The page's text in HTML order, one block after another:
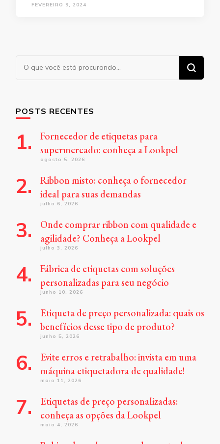
FEVEREIRO 9, 2024
Procurando
algo?
POSTS RECENTES
Fornecedor de etiquetas para
supermercado: conheça a Lookpel
agosto 5, 2026
Ribbon misto: conheça o fornecedor
ideal para suas demandas
julho 6, 2026
Onde comprar ribbon com qualidade e
agilidade? Conheça a Lookpel
julho 3, 2026
Fábrica de etiquetas com soluções
personalizadas para seu negócio
junho 10, 2026
Etiqueta de preço personalizada: quais os
benefícios desse tipo de produto?
junho 5, 2026
Evite erros e retrabalho: invista em uma
máquina etiquetadora de qualidade!
maio 11, 2026
Etiquetas de preço personalizadas:
conheça as opções da Lookpel
maio 4, 2026